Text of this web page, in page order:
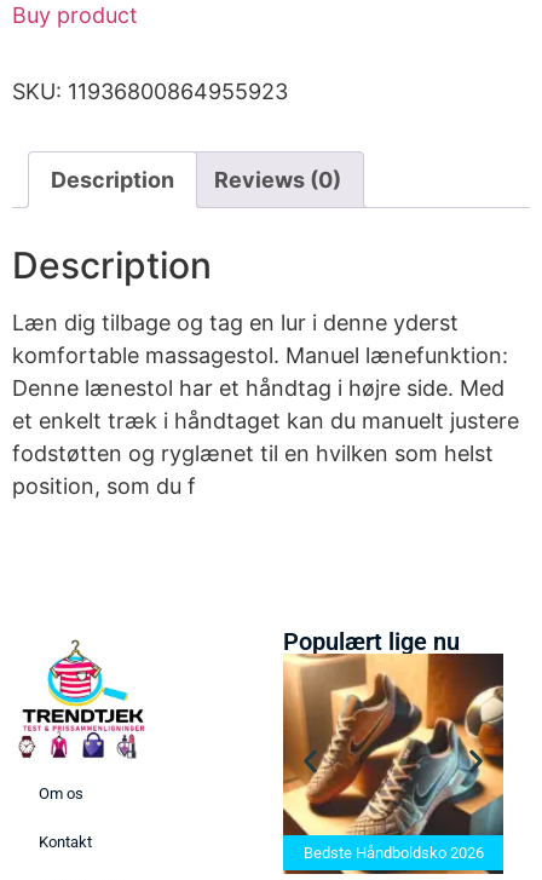
Buy product
SKU: 11936800864955923
Description Reviews (0)
Description
Læn dig tilbage og tag en lur i denne yderst
komfortable massagestol. Manuel lænefunktion:
Denne lænestol har et håndtag i højre side. Med
et enkelt træk i håndtaget kan du manuelt justere
fodstøtten og ryglænet til en hvilken som helst
position, som du f
Om os
Kontakt
Populært lige nu
Bedste Saunatæppe 2025 –
Find de bedste produkter her!
Bedste Håndboldsko 2026